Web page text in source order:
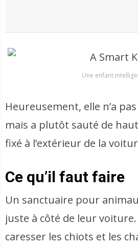
Une enfant
Heureusement, elle n’a
mais a plutôt sauté de
fixé à l’extérieur de la
Ce qu’il faut faire
Un sanctuaire pour
juste à côté de leur
caresser les chiots et les